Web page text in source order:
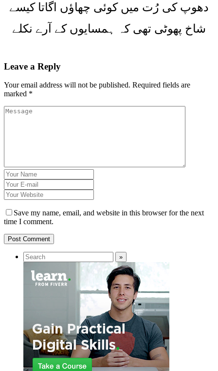
دھوپ کی رُت میں کوئی چھاؤں اگاتا کیسے
شاخ پھوٹی تھی کہ ہمسایوں کے آرے نکلے
Leave a Reply
Your email address will not be published. Required fields are
marked *
Save my name, email, and website in this browser for the next
time I comment.